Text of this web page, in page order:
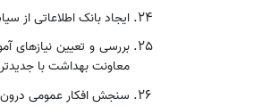
ایجاد بانک اطلاعاتی از
بررسی و تعیین نیازهای
معاونت بهداشت با
سنجش افکار عمومی درون